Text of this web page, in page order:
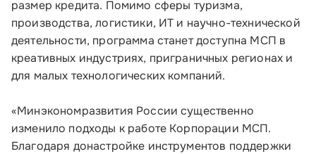
Малому и среднему бизнесу
размер кредита. Помимо сферы туризма,
производства, логистики, ИТ и научно-технической
деятельности, программа станет доступна МСП в
креативных индустриях, приграничных регионах и
для малых технологических компаний.
«Минэкономразвития России существенно
изменило подходы к работе Корпорации МСП.
Благодаря донастройке инструментов поддержки